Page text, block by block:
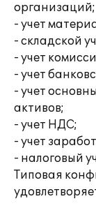
организаций;
- учет
- складской
- учет
- учет
- учет
активов;
- учет НДС;
- учет
- налоговый
Типовая